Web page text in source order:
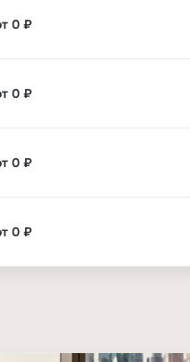
0 ₽
0 ₽
0 ₽
0 ₽